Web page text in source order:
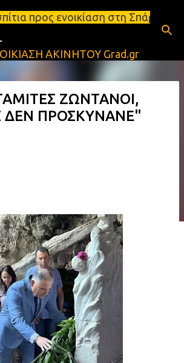
στο κύριο περιεχόμενο
στη Σπάρτη Ενοικιάσεις
ΑΚΙΝΗΤΟΥ Grad.gr
ΖΩΝΤΑΝΟΙ,
ΔΕΝ ΠΡΟΣΚΥΝΑΝΕ"